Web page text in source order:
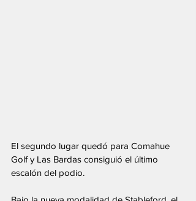
El segundo lugar quedó para Comahue
Golf y Las Bardas consiguió el último
escalón del podio.